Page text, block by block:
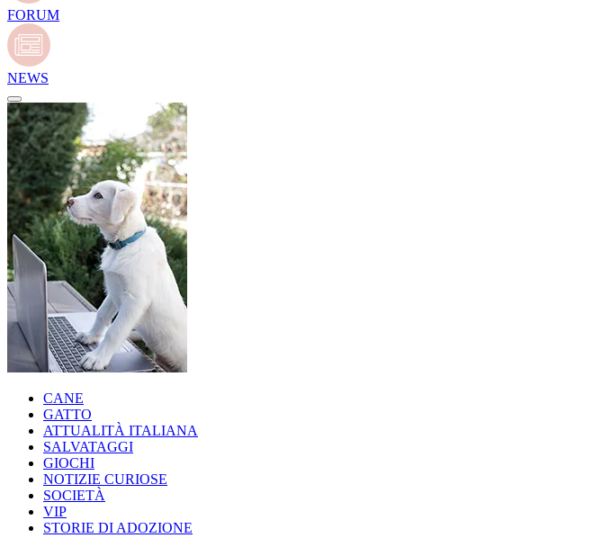
FORUM
NEWS
CANE
GATTO
ATTUALITÀ ITALIANA
SALVATAGGI
GIOCHI
NOTIZIE CURIOSE
SOCIETÀ
VIP
STORIE DI ADOZIONE